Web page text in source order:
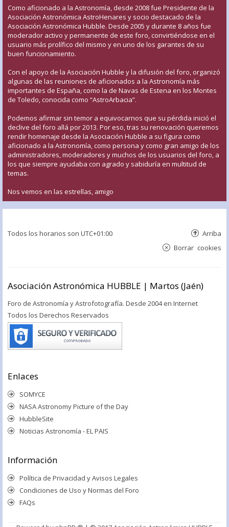
Como aficionado a la Astronomía, desde 2008 fue Presidente de la
Asociación Astronómica AstroHenares y socio destacado de la
Asociación Astronómica Hubble. Desde 2005 y durante 8 años fue
moderador activo y permanente de este foro, convirtiéndose en el
usuario más prolífico del mismo y en uno de los garantes de su
buen funcionamiento.
Con el apoyo de la Asociación Hubble y la difusión del foro, organizó
algunas de las reuniones de aficionados a la Astronomía más
importantes de España, como la de Navas de Estena en los Montes
de Toledo, conocida como “AstroArbacia”.
Podemos afirmar sin temor a equivocarnos que su pérdida inició el
declive del foro allá por 2013. Por eso, tras su renovación queremos
rendir homenaje desde la Asociación Hubble a su figura como
aficionado a la Astronomía, como persona y como gran amigo de los
administradores, moderadores y muchos de los usuarios del foro, a
los que siempre ayudaba con agrado y sabiduría en multitud de
temas.
Nos vemos en las estrellas, amigo
Todos los horarios son UTC+01:00 Arriba
Borrar cookies
Asociación Astronómica HUBBLE | Martos (Jaén)
Foro de Astronomía y Astrofotografía. Desde 2004 en Internet
Todos los Derechos Reservados
Enlaces
SOMYCE
NASA Astronomy Picture of the Day
HubbleSite
Noticias Astronomía - EL PAIS
Información
Política de Privacidad y Avisos Legales
Condiciones de Uso y Normas del Foro
FAQs